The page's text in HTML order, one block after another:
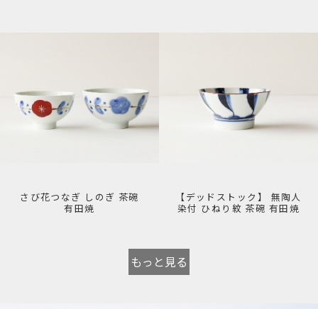
さび花つなぎ しのぎ 茶碗
有田焼
【デッドストック】 無陶人
染付 ひねり紋 茶碗 有田焼
もっと見る